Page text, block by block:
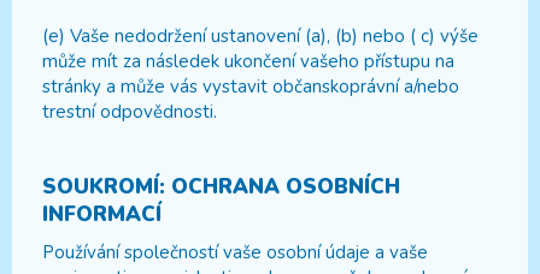
(e) Vaše nedodržení ustanovení (a), (b) nebo ( c) výše
může mít za následek ukončení vašeho přístupu na
stránky a může vás vystavit občanskoprávní a/nebo
trestní odpovědnosti.
SOUKROMÍ: OCHRANA OSOBNÍCH
INFORMACÍ
Používání společností vaše osobní údaje a vaše